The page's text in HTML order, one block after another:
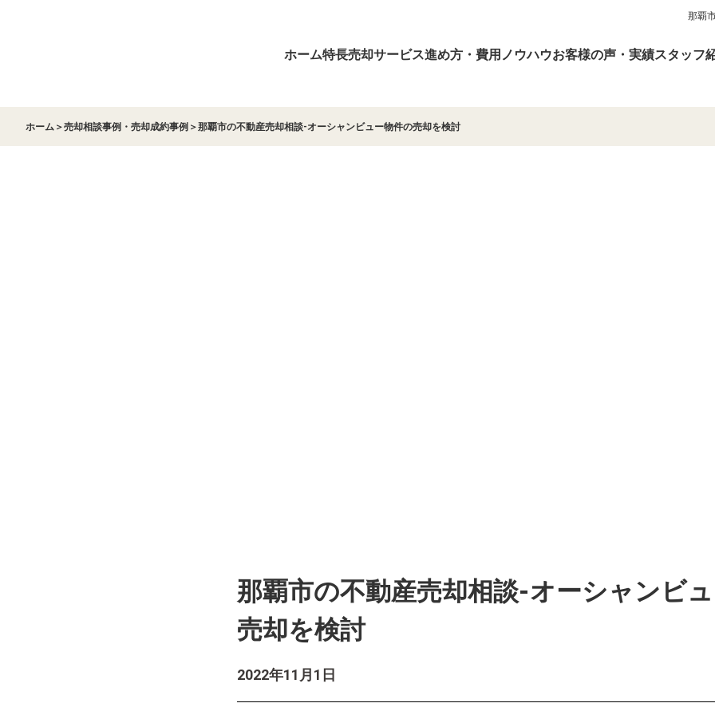
那覇
ホーム特長売却サービス進め方・費用 ノウハウお客様の声・実績スタッフ
ホーム ＞売却相談事例・売却成約事例 ＞那覇市の不動産売却相談-オーシャンビュー物件の売却を検討
那覇市の不動産売却相談-オーシャンビ
売却を検討
2022年11月1日